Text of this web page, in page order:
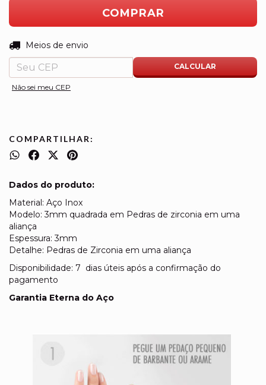
Entregas para o CEP:
Meios de envio
CALCULAR
Não sei meu CEP
COMPARTILHAR:
Dados do produto:
Material: Aço Inox
Modelo: 3mm quadrada em Pedras de zirconia em uma
aliança
Espessura: 3mm
Detalhe: Pedras de Zirconia em uma aliança
Disponibilidade: 7 dias úteis após a confirmação do
pagamento
Garantia Eterna do Aço